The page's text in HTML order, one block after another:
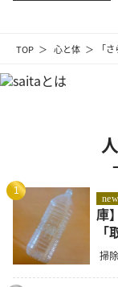
TOP 心と体 「
1
new
庫
掃